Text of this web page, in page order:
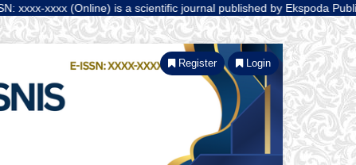
is a scientific journal published by Ekspoda Publisher | url:
Register Login